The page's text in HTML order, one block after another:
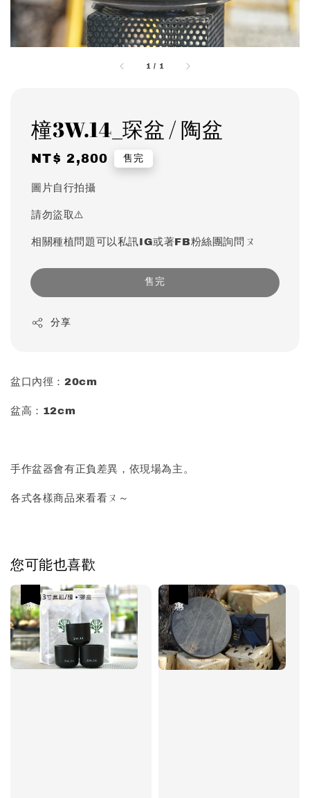
1 / 1
橦3W.14_琛盆 / 陶盆
Regular
NT$ 2,800 售完
圖片自行拍攝
請勿盜取⚠️
相關種植問題可以私訊IG或著FB粉絲團詢問ㄡ
售完
分享
盆口內徑：20cm
盆高：12cm
手作盆器會有正負差異，依現場為主。
各式各樣商品來看看ㄡ～
您可能也喜歡